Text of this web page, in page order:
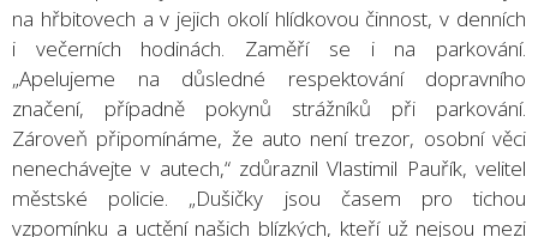
na hřbitovech a v jejich okolí hlídkovou činnost, v denních
i večerních hodinách. Zaměří se i na parkování.
„Apelujeme na důsledné respektování dopravního
značení, případně pokynů strážníků při parkování.
Zároveň připomínáme, že auto není trezor, osobní věci
nenechávejte v autech,“ zdůraznil Vlastimil Pauřík, velitel
městské policie. „Dušičky jsou časem pro tichou
vzpomínku a uctění našich blízkých, kteří už nejsou mezi